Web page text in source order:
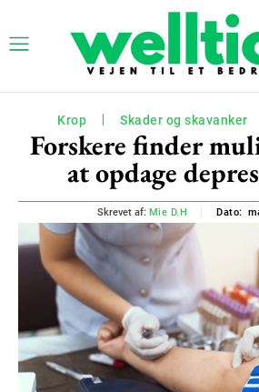
Krop Skader og skavanker
Forskere finder
at opdage
Skrevet af: Mie D.H Dato: